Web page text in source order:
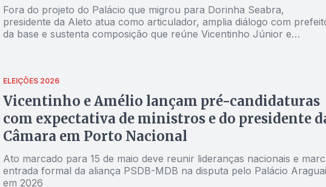
Fora do projeto do Palácio que migrou para Dorinha Seabra,
presidente da Aleto atua como articulador, amplia diálogo com
da base e sustenta composição que reúne Vicentinho Júnior e
ELEIÇÕES 2026
Vicentinho e Amélio lançam pré-candidaturas
com expectativa de ministros e do presidente
Câmara em Porto Nacional
Ato marcado para 15 de maio deve reunir lideranças nacionais e
entrada formal da aliança PSDB-MDB na disputa pelo Palácio
em 2026